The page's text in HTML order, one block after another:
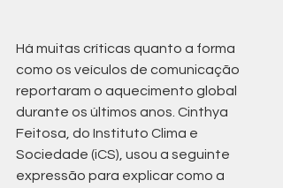
Há muitas críticas quanto a forma
como os veículos de comunicação
reportaram o aquecimento global
durante os últimos anos. Cinthya
Feitosa, do Instituto Clima e
Sociedade (iCS), usou a seguinte
expressão para explicar como a